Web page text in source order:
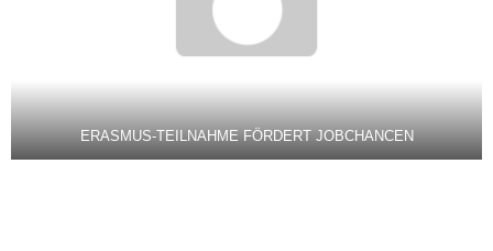
ERASMUS-TEILNAHME FÖRDERT JOBCHANCEN